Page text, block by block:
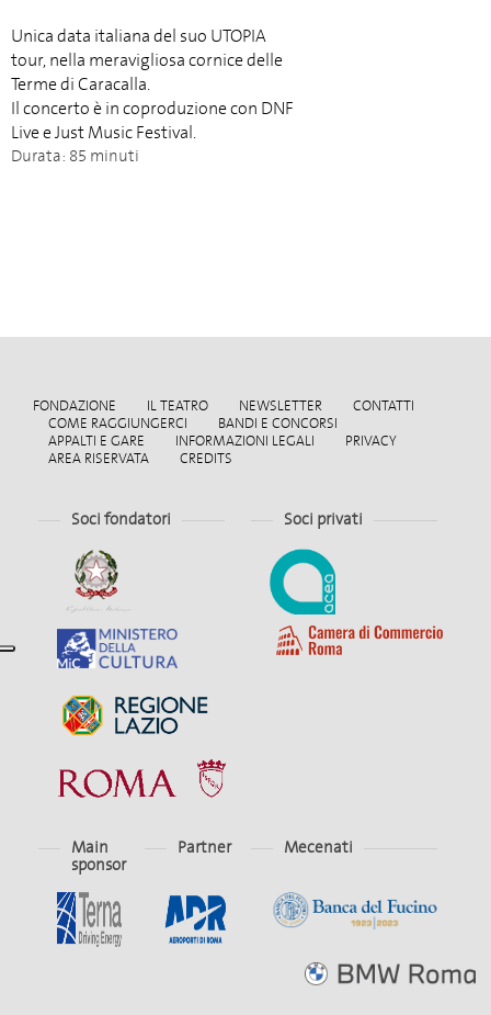
Unica data italiana del suo UTOPIA
tour, nella meravigliosa cornice delle
Terme di Caracalla.
Il concerto è in coproduzione con DNF
Live e Just Music Festival.
Durata: 85 minuti
FONDAZIONE IL TEATRO NEWSLETTER
CONTATTI
COME RAGGIUNGERCI
BANDI E CONCORSI
APPALTI E GARE
INFORMAZIONI LEGALI
PRIVACY
AREA RISERVATA
CREDITS
Soci fondatori Soci privati
Main
sponsor
Partner Mecenati